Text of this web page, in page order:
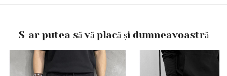
S-ar putea să vă placă și dumneavoastră